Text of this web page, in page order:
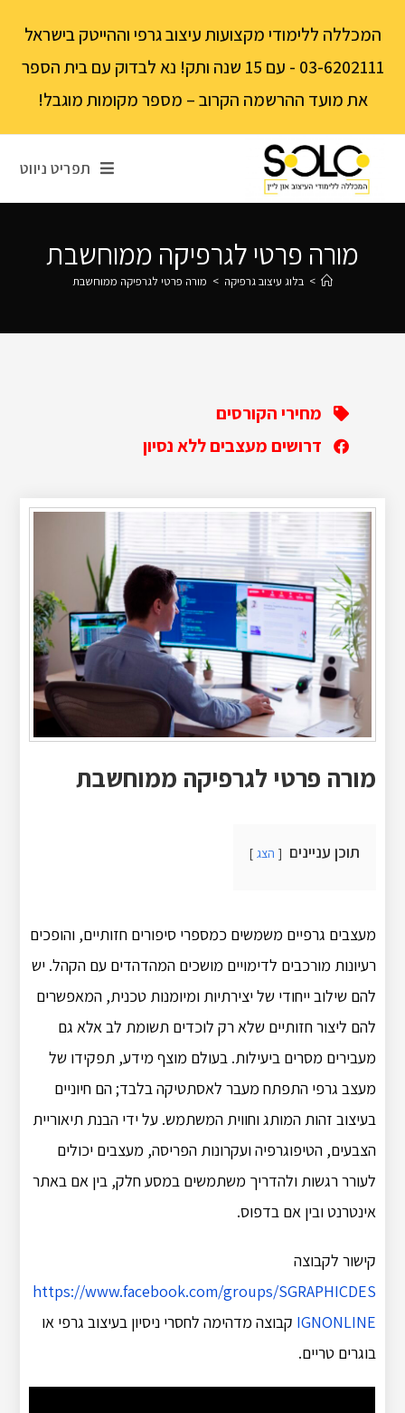
המכללה ללימודי מקצועות עיצוב גרפי וההייטק בישראל
03-6202111 - עם 15 שנה ותק! נא לבדוק עם בית הספר
את מועד ההרשמה הקרוב – מספר מקומות מוגבל!
תפריט ניווט
מורה פרטי לגרפיקה ממוחשבת
> בלוג עיצוב גרפיקה > מורה פרטי לגרפיקה ממוחשבת
מחירי הקורסים
דרושים מעצבים ללא נסיון
מורה פרטי לגרפיקה ממוחשבת
תוכן עניינים הצג
מעצבים גרפיים משמשים כמספרי סיפורים חזותיים, והופכים
רעיונות מורכבים לדימויים מושכים המהדהדים עם הקהל. יש
להם שילוב ייחודי של יצירתיות ומיומנות טכנית, המאפשרים
להם ליצור חזותיים שלא רק לוכדים תשומת לב אלא גם
מעבירים מסרים ביעילות. בעולם מוצף מידע, תפקידו של
מעצב גרפי התפתח מעבר לאסתטיקה בלבד; הם חיוניים
בעיצוב זהות המותג וחווית המשתמש. על ידי הבנת תיאוריית
הצבעים, הטיפוגרפיה ועקרונות הפריסה, מעצבים יכולים
לעורר רגשות ולהדריך משתמשים במסע חלק, בין אם באתר
אינטרנט ובין אם בדפוס.
קישור לקבוצה
https://www.facebook.com/groups/SGRAPHICDES
IGNONLINE קבוצה מדהימה לחסרי ניסיון בעיצוב גרפי או
בוגרים טריים.